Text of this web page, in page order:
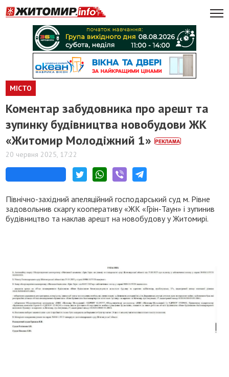
МІСТО
Коментар забудовника про арешт та
зупинку будівництва новобудови ЖК
«Житомир Молодіжний 1»
20 червня 2025, 17:22
Північно-західний апеляційний господарський суд м. Рівне
задовольнив скаргу кооперативу «ЖК «Грін-Таун» і зупинив
будівництво та наклав арешт на новобудову у Житомирі.